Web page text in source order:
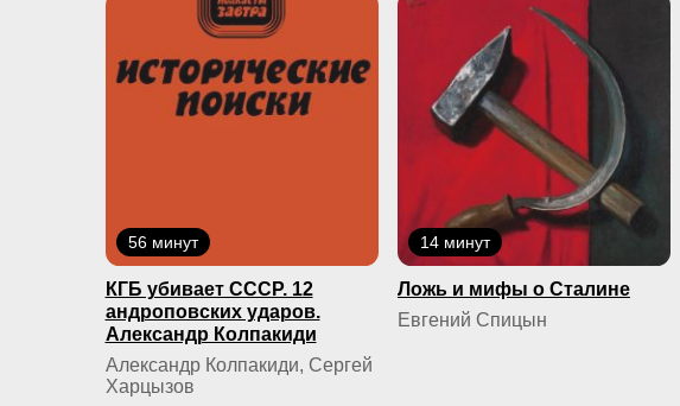
56 минут
КГБ yбивaeт СССР. 12
андроповских ударов.
Александр Колпакиди
Александр Колпакиди, Сергей
Харцызов
14 минут
Ложь и мифы о Сталине
Евгений Спицын